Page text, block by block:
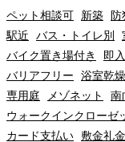
ペット相談可 新築 防
駅近
バス・トイレ別
バイク置き場付き
即
バリアフリー
浴室乾
専用庭
メゾネット 南
ウォークインクローゼ
カード支払い 敷金礼